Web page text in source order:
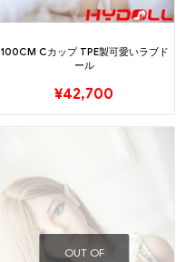
100CM Cカップ TPE製可愛いラブド
ール
¥42,700
OUT OF